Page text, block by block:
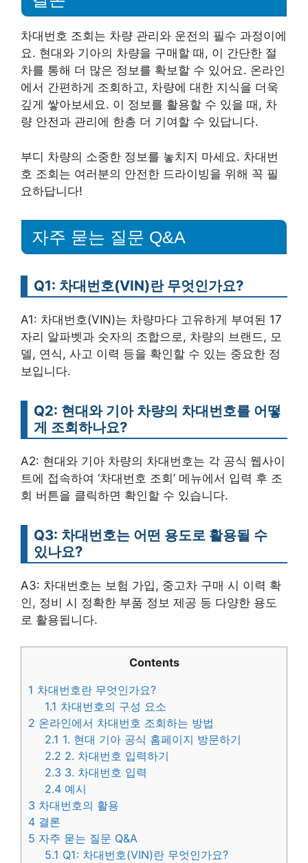
차대번호 조회는 차량 관리와 운전의 필수 과정이에
요. 현대와 기아의 차량을 구매할 때, 이 간단한 절
차를 통해 더 많은 정보를 확보할 수 있어요. 온라인
에서 간편하게 조회하고, 차량에 대한 지식을 더욱
깊게 쌓아보세요. 이 정보를 활용할 수 있을 때, 차
량 안전과 관리에 한층 더 기여할 수 있답니다.
부디 차량의 소중한 정보를 놓치지 마세요. 차대번
호 조회는 여러분의 안전한 드라이빙을 위해 꼭 필
요하답니다!
자주 묻는 질문 Q&A
Q1: 차대번호(VIN)란 무엇인가요?
A1: 차대번호(VIN)는 차량마다 고유하게 부여된 17
자리 알파벳과 숫자의 조합으로, 차량의 브랜드, 모
델, 연식, 사고 이력 등을 확인할 수 있는 중요한 정
보입니다.
Q2: 현대와 기아 차량의 차대번호를 어떻
게 조회하나요?
A2: 현대와 기아 차량의 차대번호는 각 공식 웹사이
트에 접속하여 ‘차대번호 조회’ 메뉴에서 입력 후 조
회 버튼을 클릭하면 확인할 수 있습니다.
Q3: 차대번호는 어떤 용도로 활용될 수
있나요?
A3: 차대번호는 보험 가입, 중고차 구매 시 이력 확
인, 정비 시 정확한 부품 정보 제공 등 다양한 용도
로 활용됩니다.
Contents
1 차대번호란 무엇인가요?
1.1 차대번호의 구성 요소
2 온라인에서 차대번호 조회하는 방법
2.1 1. 현대 기아 공식 홈페이지 방문하기
2.2 2. 차대번호 입력하기
2.3 3. 차대번호 입력
2.4 예시
3 차대번호의 활용
4 결론
5 자주 묻는 질문 Q&A
5.1 Q1: 차대번호(VIN)란 무엇인가요?